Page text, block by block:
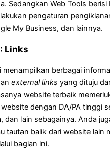
Sedangkan Web Tools berisi
pengaturan
My Business, dan lainnya.
Links
menampilkan berbagai
external linksyang dituju
website terbaik
dengan DA/PA tinggi
dan lain sebagainya. Anda
tautan balik dari website lain
bagian ini.